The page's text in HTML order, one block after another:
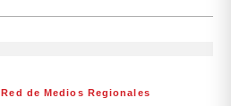
Red de Medios Regionales